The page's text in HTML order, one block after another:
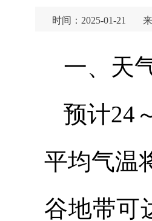
时间：2025-01-21
一、天
预计24
平均气温
谷地带可